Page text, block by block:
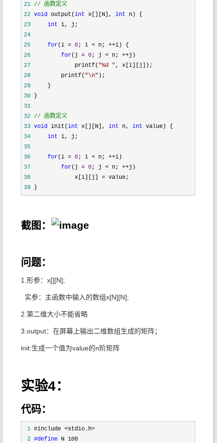
21 // 函数定义
22 void output(int x[][N], int
23
int
24
25
for(i = 0; i < n; ++
26
for(j = 0; j < n; ++
27
             printf(
"%d "
28
         printf(
"\n"
29
30
31
32 // 函数定义
33 void init(int x[][N], int n, int
34
int
35
36
for(i = 0; i < n; ++
37
for(j = 0; j < n; ++
38
             x[i][j] =
39 }
截图：
问题：
1.形参：x[][N];
实参：主函数中输入的数组x[N][N];
2.第二维大小不能省略
3.output：在屏幕上输出二维数组生成的矩阵；
init:生成一个值为value的n阶矩阵
实验4：
代码：
1
2 #define